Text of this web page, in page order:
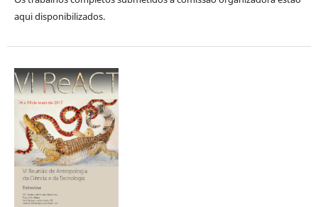
aqui disponibilizados.